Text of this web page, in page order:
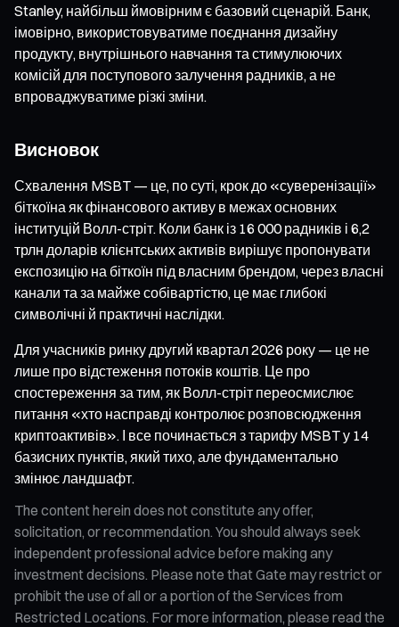
Stanley, найбільш ймовірним є базовий сценарій. Банк,
імовірно, використовуватиме поєднання дизайну
продукту, внутрішнього навчання та стимулюючих
комісій для поступового залучення радників, а не
впроваджуватиме різкі зміни.
Висновок
Схвалення MSBT — це, по суті, крок до «суверенізації»
біткоїна як фінансового активу в межах основних
інституцій Волл-стріт. Коли банк із 16 000 радників і 6,2
трлн доларів клієнтських активів вирішує пропонувати
експозицію на біткоїн під власним брендом, через власні
канали та за майже собівартістю, це має глибокі
символічні й практичні наслідки.
Для учасників ринку другий квартал 2026 року — це не
лише про відстеження потоків коштів. Це про
спостереження за тим, як Волл-стріт переосмислює
питання «хто насправді контролює розповсюдження
криптоактивів». І все починається з тарифу MSBT у 14
базисних пунктів, який тихо, але фундаментально
змінює ландшафт.
The content herein does not constitute any offer,
solicitation, or recommendation. You should always seek
independent professional advice before making any
investment decisions. Please note that Gate may restrict or
prohibit the use of all or a portion of the Services from
Restricted Locations. For more information, please read the